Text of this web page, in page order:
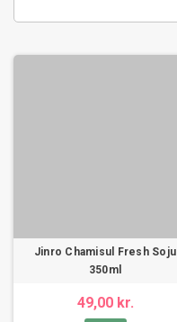
Jinro Chamisul Fresh Soju
350ml
49,00 kr.